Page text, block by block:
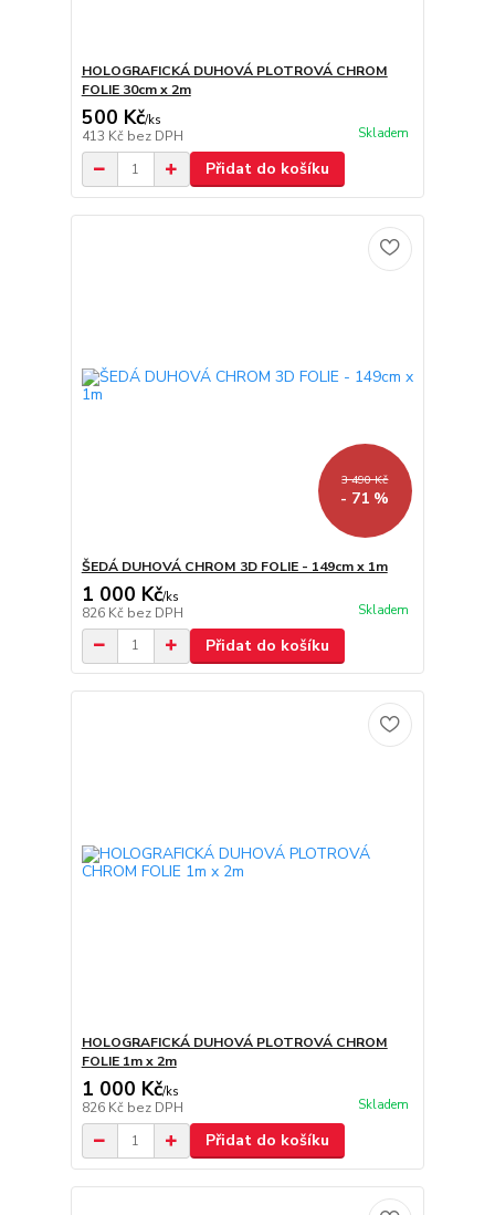
HOLOGRAFICKÁ DUHOVÁ PLOTROVÁ CHROM
FOLIE 30cm x 2m
500 Kč/ks
413 Kč bez DPH Skladem
Přidat do košíku
3 490 Kč
- 71 %
ŠEDÁ DUHOVÁ CHROM 3D FOLIE - 149cm x 1m
1 000 Kč/ks
826 Kč bez DPH Skladem
Přidat do košíku
HOLOGRAFICKÁ DUHOVÁ PLOTROVÁ CHROM
FOLIE 1m x 2m
1 000 Kč/ks
826 Kč bez DPH Skladem
Přidat do košíku